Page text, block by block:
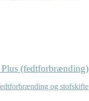
(fedtforbrænding)
og stofskifte